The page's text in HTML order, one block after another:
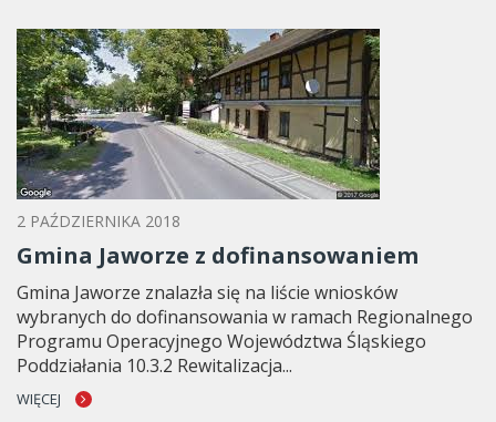
o.
2 PAŹDZIERNIKA 2018
Gmina Jaworze z dofinansowaniem
Gmina Jaworze znalazła się na liście wniosków
wybranych do dofinansowania w ramach Regionalnego
Programu Operacyjnego Województwa Śląskiego
Poddziałania 10.3.2 Rewitalizacja...
WIĘCEJ